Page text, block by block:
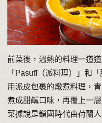
前菜後，溫熱的料理一道
「Pasutī（派料理）」和
用派皮包裹的燉煮料理，
煮成甜鹹口味，再覆上一
菜據說是鎖國時代由荷蘭